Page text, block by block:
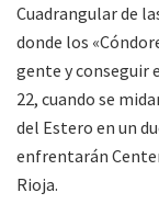
Cuadrangular de
donde los
gente y conseguir
22, cuando se
del Estero en un
enfrentarán
Rioja.